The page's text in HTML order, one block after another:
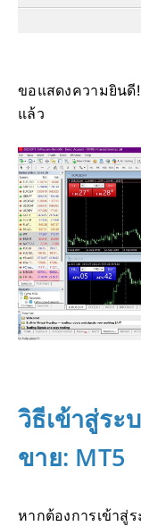
ขอแสดงความยิน
แล้ว
วิธีเข้าสู่ร
ขาย: MT5
หากต้องการเข้าสู่